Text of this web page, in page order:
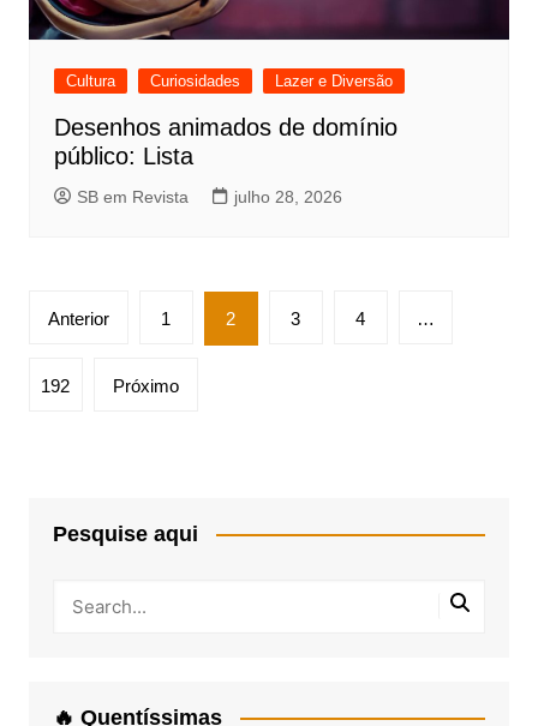
Cultura Curiosidades Lazer e Diversão
Desenhos animados de domínio
público: Lista
SB em Revista julho 28, 2026
Paginação
posts
Anterior 1 2 3 4 …
192 Próximo
Pesquise aqui
🔥 Quentíssimas